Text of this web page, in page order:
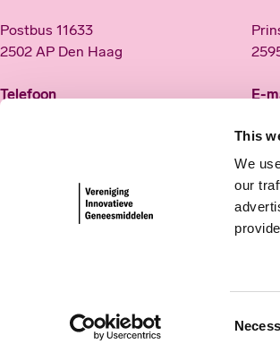
This
We
our
Postbus 11633
2502 AP Den Haag
Telefoon E-
Social media
Copyright © Vereniging Innovatieve